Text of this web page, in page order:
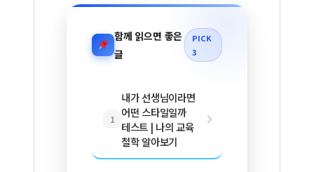
함께 읽으면 좋은
글
PICK
3
1
내가 선생님이라면
어떤 스타일일까
테스트 | 나의 교육
철학 알아보기